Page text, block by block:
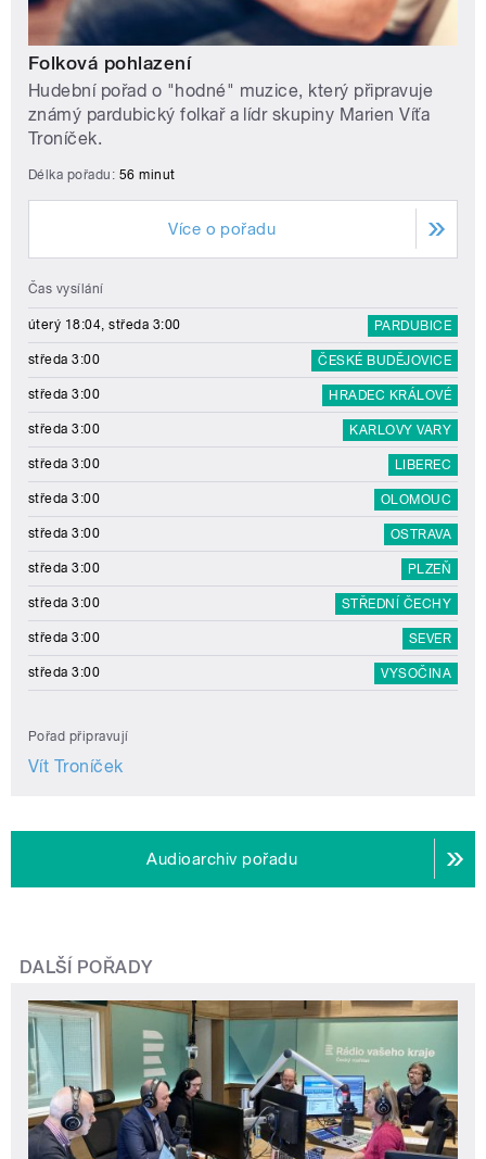
Folková pohlazení
Hudební pořad o "hodné" muzice, který připravuje
známý pardubický folkař a lídr skupiny Marien Víťa
Troníček.
Délka pořadu: 56 minut
Více o pořadu
Čas vysílání
úterý 18:04, středa 3:00 PARDUBICE
středa 3:00 ČESKÉ BUDĚJOVICE
středa 3:00 HRADEC KRÁLOVÉ
středa 3:00 KARLOVY VARY
středa 3:00 LIBEREC
středa 3:00 OLOMOUC
středa 3:00 OSTRAVA
středa 3:00 PLZEŇ
středa 3:00 STŘEDNÍ ČECHY
středa 3:00 SEVER
středa 3:00 VYSOČINA
Pořad připravují
Vít Troníček
Audioarchiv pořadu
DALŠÍ POŘADY